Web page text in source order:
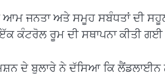
ਆਮ ਜਨਤਾ ਅਤੇ ਸਮੂਹ ਸਬੰਧਤਾਂ ਦੀ
ਕੰਟਰੋਲ ਰੂਮ ਦੀ ਸਥਾਪਨਾ ਕੀਤੀ ਗਈ
ਦੇ ਬੁਲਾਰੇ ਨੇ ਦੱਸਿਆ ਕਿ ਲੈਂਡਲਾਈਨ